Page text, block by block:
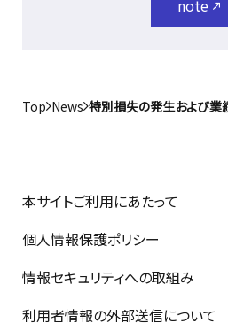
note
Top News 特別損失の発生および業
本サイトご利用にあたって
個人情報保護ポリシー
情報セキュリティへの取組み
利用者情報の外部送信について